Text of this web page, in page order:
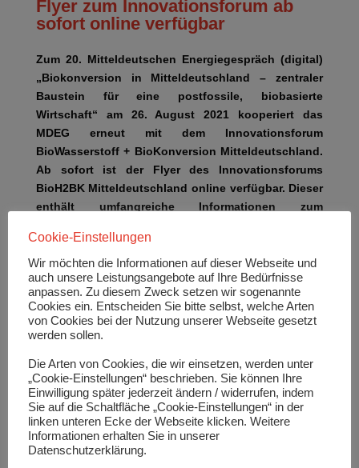
Flyer zum Innovationsforum ab
sofort online verfügbar
Zum 20. Mitteldeutschen Energiegespräch (digital)
„Biokonversion in Mitteldeutschland – zentraler
Baustein für eine postfossile, biobasierte
Wirtschaft“ am 26. August 2021 kooperiert das
MDEG erneut mit dem Innovationsforum
BioWasserstoff + BioKonversion Mitteldeutschland.
Ab sofort ist der Flyer des Innovationsforums
BioH2BK Mitteldeutschland online verfügbar. Dieser
enthält umfangreiche Informationen zum
einen Ausblick auf die Perspektiven des
Innovationsforums.
Das Innovationsforum BioH2BK Mitteldeutschland
möchte als zentrale Schnittstelle zwischen
Biomasseproduzenten, Entsorgungsunternehmen, ob
kommunalen Einrichtungen, Unternehmen der
mittelständischen Wirtschaft und
Forschungseinrichtungen fungieren, sodass sich aus
dem Bedarf von Kommunen und Markt weitere
Innovations- und Kooperationsansätze entwickeln
können.
Cookie-Einstellungen
Wir möchten die Informationen auf dieser Webseite und
auch unsere Leistungsangebote auf Ihre Bedürfnisse
anpassen. Zu diesem Zweck setzen wir sogenannte
Cookies ein. Entscheiden Sie bitte selbst, welche Arten
von Cookies bei der Nutzung unserer Webseite gesetzt
werden sollen.
Die Arten von Cookies, die wir einsetzen, werden unter
„Cookie-Einstellungen“ beschrieben. Sie können Ihre
Einwilligung später jederzeit ändern / widerrufen, indem
Sie auf die Schaltfläche „Cookie-Einstellungen“ in der
linken unteren Ecke der Webseite klicken. Weitere
Informationen erhalten Sie in unserer
Datenschutzerklärung.